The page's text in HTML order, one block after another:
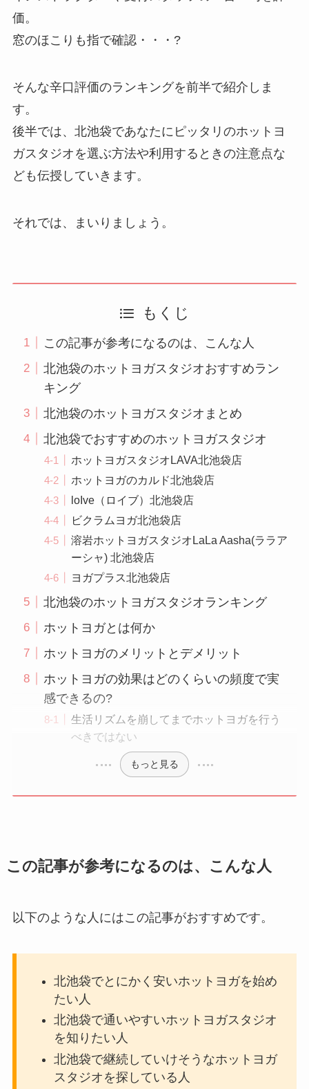
価。
窓のほこりも指で確認・・・?
そんな辛口評価のランキングを前半で紹介しま
す。
後半では、北池袋であなたにピッタリのホットヨ
ガスタジオを選ぶ方法や利用するときの注意点な
ども伝授していきます。
それでは、まいりましょう。
もくじ
この記事が参考になるのは、こんな人
北池袋のホットヨガスタジオおすすめラン
キング
北池袋のホットヨガスタジオまとめ
北池袋でおすすめのホットヨガスタジオ
ホットヨガスタジオLAVA北池袋店
ホットヨガのカルド北池袋店
loIve（ロイブ）北池袋店
ビクラムヨガ北池袋店
溶岩ホットヨガスタジオLaLa Aasha(ララア
ーシャ) 北池袋店
ヨガプラス北池袋店
北池袋のホットヨガスタジオランキング
ホットヨガとは何か
ホットヨガのメリットとデメリット
ホットヨガの効果はどのくらいの頻度で実
感できるの?
生活リズムを崩してまでホットヨガを行う
べきではない
もっと見る
この記事が参考になるのは、こんな人
以下のような人にはこの記事がおすすめです。
北池袋でとにかく安いホットヨガを始め
たい人
北池袋で通いやすいホットヨガスタジオ
を知りたい人
北池袋で継続していけそうなホットヨガ
スタジオを探している人